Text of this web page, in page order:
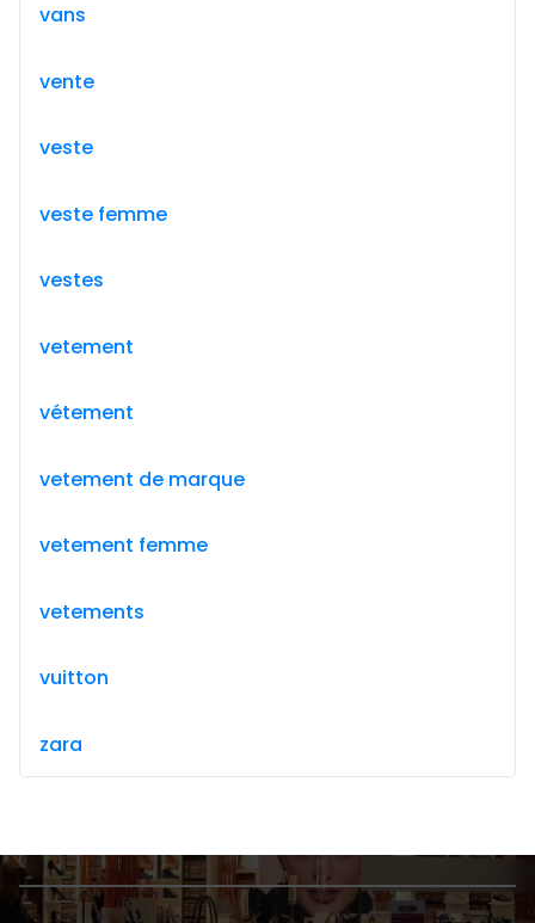
vans
vente
veste
veste femme
vestes
vetement
vétement
vetement de marque
vetement femme
vetements
vuitton
zara